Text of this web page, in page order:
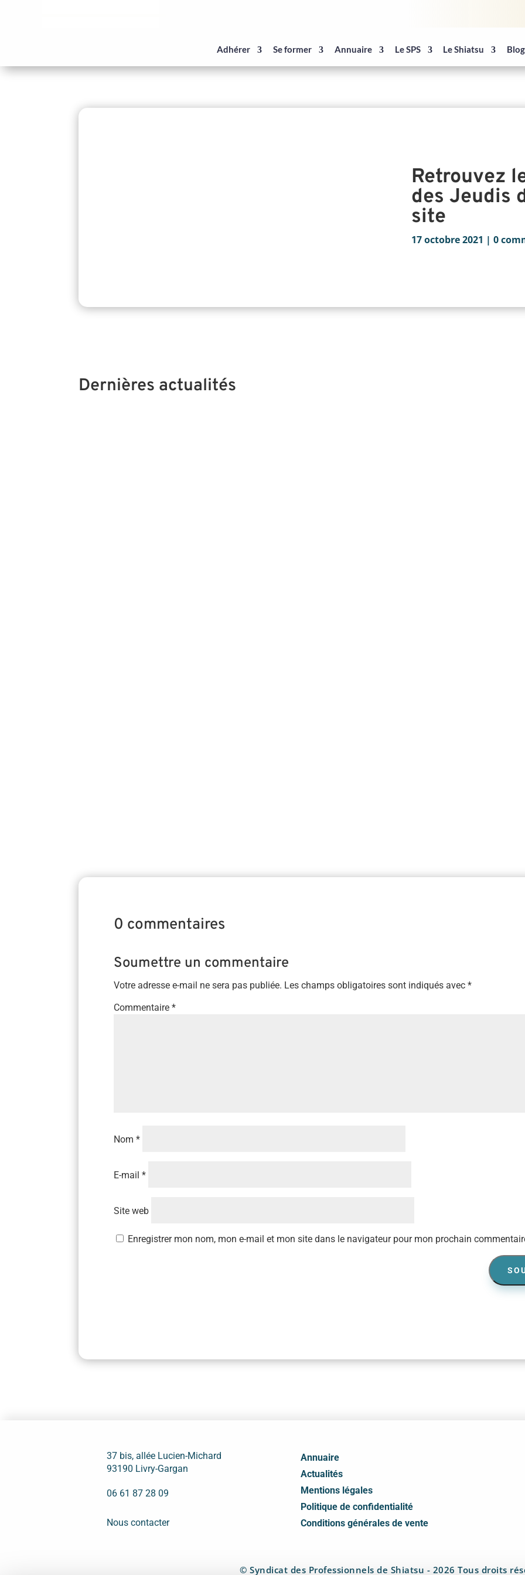
Adhérer Se former Annuaire Le SPS Le Shiatsu Blog
Retrouvez
des Jeudis
site
17 octobre 2021 | 0
Dernières actualités
0 commentaires
Soumettre un commentaire
Votre adresse e-mail ne sera pas publiée. Les champs obligatoires sont indiqués avec*
Commentaire*
Nom*
E-mail*
Site web
Enregistrer mon nom, mon e-mail et mon site dans le navigateur pour mon prochain
37 bis, allée Lucien-Michard
93190 Livry-Gargan
06 61 87 28 09
Nous contacter
Annuaire
Actualités
Mentions légales
Politique de confidentialité
Conditions générales de vente
© Syndicat des Professionnels de Shiatsu - 2026 Tous droits